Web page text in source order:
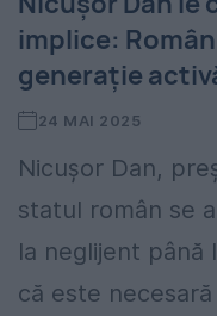
implice:
generație
24 MAI 2025
Nicușor Dan,
statul român se
la neglijent până
că este